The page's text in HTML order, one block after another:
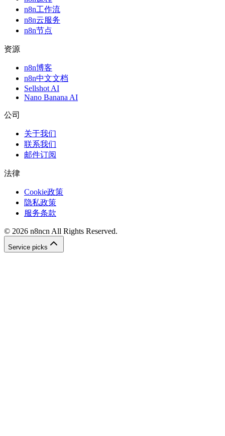
n8n工作流
n8n云服务
n8n节点
资源
n8n博客
n8n中文文档
Sellshot AI
Nano Banana AI
公司
关于我们
联系我们
邮件订阅
法律
Cookie政策
隐私政策
服务条款
© 2026 n8ncn All Rights Reserved.
Service picks